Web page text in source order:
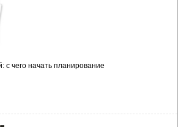
с чего начать планирование